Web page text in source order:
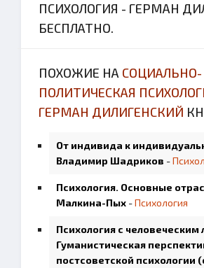
ПСИХОЛОГИЯ - ГЕРМАН
БЕСПЛАТНО.
ПОХОЖИЕ НА СОЦИАЛЬНО-
ПОЛИТИЧЕСКАЯ
ГЕРМАН ДИЛИГЕНСКИЙ
От индивида к
Владимир Шадриков -
Психология. Основные
Малкина-Пых -Психология
Психология с человеческим
Гуманистическая
постсоветской психологии